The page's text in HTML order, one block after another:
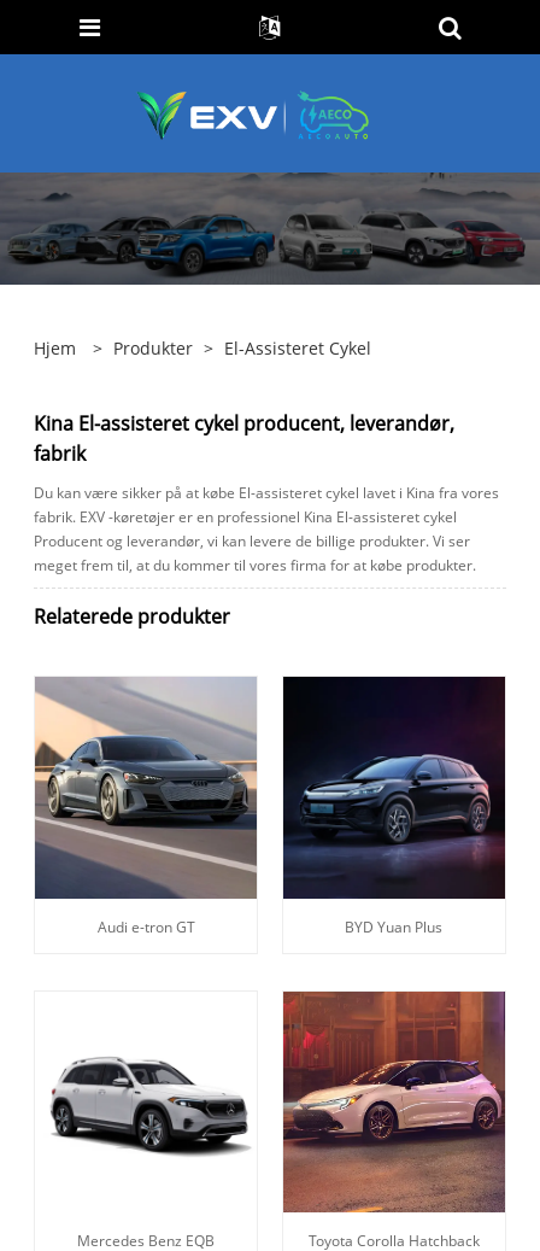
Hjem > Produkter > El-Assisteret Cykel
Kina El-assisteret cykel producent, leverandør,
fabrik
Du kan være sikker på at købe El-assisteret cykel lavet i Kina fra vores
fabrik. EXV -køretøjer er en professionel Kina El-assisteret cykel
Producent og leverandør, vi kan levere de billige produkter. Vi ser
meget frem til, at du kommer til vores firma for at købe produkter.
Relaterede produkter
Audi e-tron GT BYD Yuan Plus
Mercedes Benz EQB Toyota Corolla Hatchback